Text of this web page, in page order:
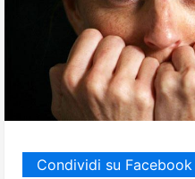
Condividi su Facebook